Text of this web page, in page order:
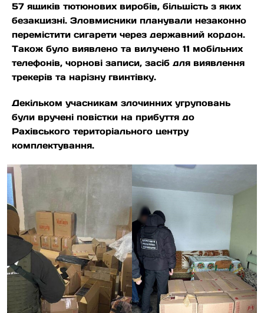
57 ящиків тютюнових виробів, більшість з яких
безакцизні. Зловмисники планували незаконно
перемістити сигарети через державний кордон.
Також було виявлено та вилучено 11 мобільних
телефонів, чорнові записи, засіб для виявлення
трекерів та нарізну гвинтівку.
Декільком учасникам злочинних угруповань
були вручені повістки на прибуття до
Рахівського територіального центру
комплектування.